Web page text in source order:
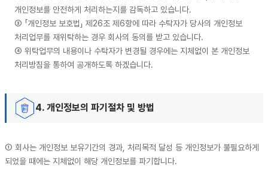
개인정보를 안전하게 처리하는지를 감독하고 있습니다.
③ 「개인정보 보호법」 제26조 제6항에 따라 수탁자가 당사의 개인정보
처리업무를 재위탁하는 경우 회사의 동의를 받고 있습니다.
④ 위탁업무의 내용이나 수탁자가 변경될 경우에는 지체없이 본 개인정보
처리방침을 통하여 공개하도록 하겠습니다.
4. 개인정보의 파기절차 및 방법
① 회사는 개인정보 보유기간의 경과, 처리목적 달성 등 개인정보가 불필요하게
되었을 때에는 지체없이 해당 개인정보를 파기합니다.